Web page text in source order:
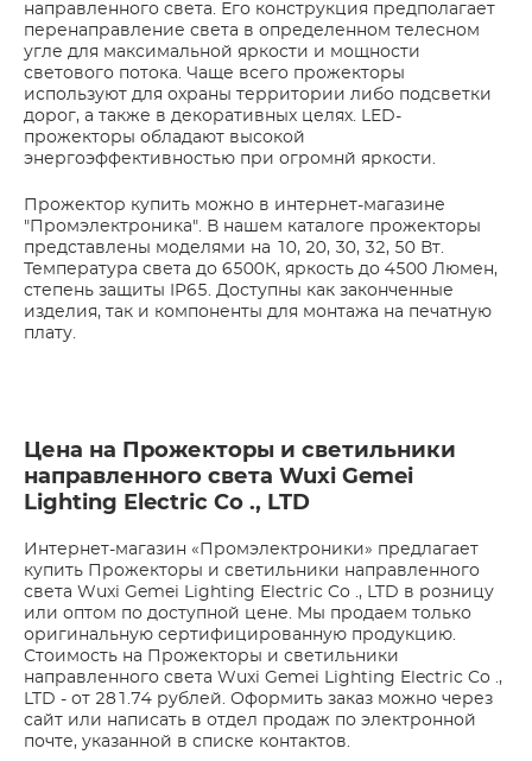
направленного света. Его конструкция предполагает
перенаправление света в определенном телесном
угле для максимальной яркости и мощности
светового потока. Чаще всего прожекторы
используют для охраны территории либо подсветки
дорог, а также в декоративных целях. LED-
прожекторы обладают высокой
энергоэффективностью при огромнй яркости.
Прожектор купить можно в интернет-магазине
"Промэлектроника". В нашем каталоге прожекторы
представлены моделями на 10, 20, 30, 32, 50 Вт.
Температура света до 6500К, яркость до 4500 Люмен,
степень защиты IP65. Доступны как законченные
изделия, так и компоненты для монтажа на печатную
плату.
Цена на Прожекторы и светильники
направленного света Wuxi Gemei
Lighting Electric Co ., LTD
Интернет-магазин «Промэлектроники» предлагает
купить Прожекторы и светильники направленного
света Wuxi Gemei Lighting Electric Co ., LTD в розницу
или оптом по доступной цене. Мы продаем только
оригинальную сертифицированную продукцию.
Стоимость на Прожекторы и светильники
направленного света Wuxi Gemei Lighting Electric Co .,
LTD - от 281.74 рублей. Оформить заказ можно через
сайт или написать в отдел продаж по электронной
почте, указанной в списке контактов.